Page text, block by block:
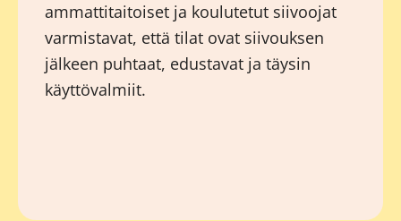
ammattitaitoiset ja koulutetut siivoojat
varmistavat, että tilat ovat siivouksen
jälkeen puhtaat, edustavat ja täysin
käyttövalmiit.